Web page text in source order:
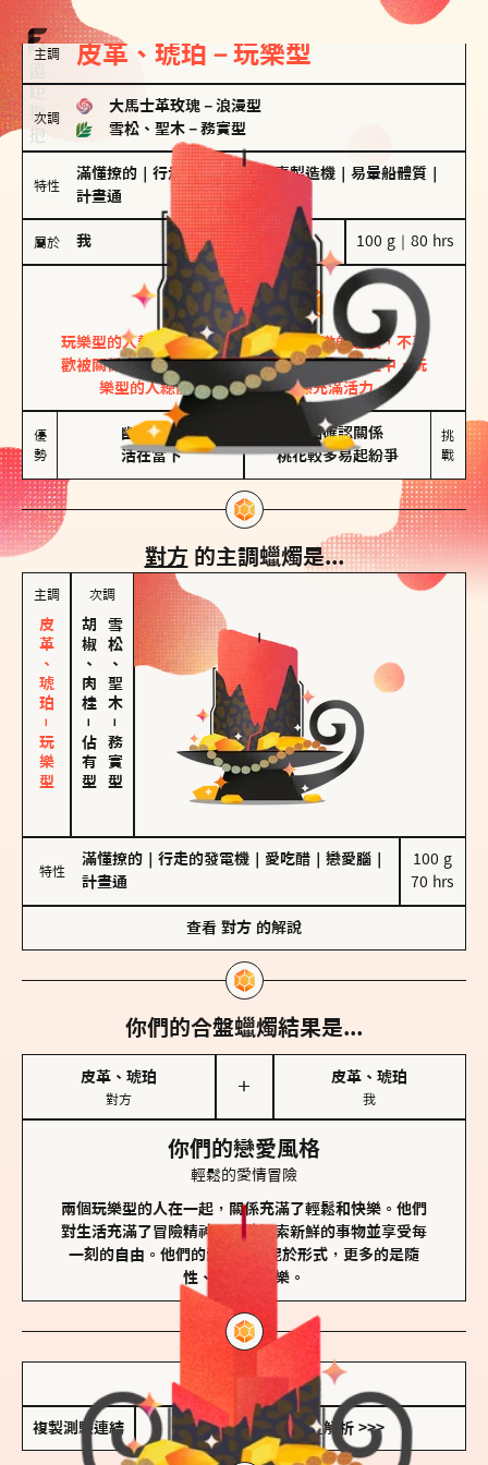
主調 皮革、琥珀－玩樂型
次調
大馬士革玫瑰 － 浪漫型
雪松、聖木 － 務實型
特性
滿懂撩的 行走的發電機｜ 驚喜製造機 易暈船體質
計畫通
屬於 我 100 g｜80 hrs
玩樂型
皮革、琥珀
玩樂型的人熱情洋溢，視戀愛為一場刺激的遊戲，不喜
歡被關係中的限制綑綁。無論是約會中還是交往中，玩
樂型的人總能帶來樂趣，讓關係充滿活力。
優
勢
幽默風趣
活在當下
害怕確認關係
桃花較多易起紛爭
挑
戰
對方 的主調蠟燭是...
主調
皮革、琥珀－玩樂型
次調
胡椒、肉桂
－
佔有型
雪松、聖木
－
務實型
特性
滿懂撩的 行走的發電機 愛吃醋 戀愛腦
計畫通
100 g
70 hrs
查看 對方 的解說
你們的合盤蠟燭結果是...
皮革、琥珀
對方
＋
皮革、琥珀
我
你們的戀愛風格
輕鬆的愛情冒險
兩個玩樂型的人在一起，關係充滿了輕鬆和快樂。他們
對生活充滿了冒險精神，喜歡探索新鮮的事物並享受每
一刻的自由。他們的愛情不拘泥於形式，更多的是隨
性、幽默和享樂。
複製測驗連結 查看香氛類型全解析 >>>